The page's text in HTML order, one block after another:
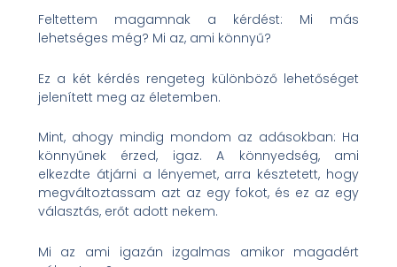
Feltettem magamnak a kérdést: Mi más
lehetséges még? Mi az, ami könnyű?
Ez a két kérdés rengeteg különböző lehetőséget
jelenített meg az életemben.
Mint, ahogy mindig mondom az adásokban: Ha
könnyűnek érzed, igaz. A könnyedség, ami
elkezdte átjárni a lényemet, arra késztetett, hogy
megváltoztassam azt az egy fokot, és ez az egy
választás, erőt adott nekem.
Mi az ami igazán izgalmas amikor magadért